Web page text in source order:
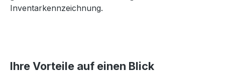
Inventarkennzeichnung.
Ihre Vorteile auf einen Blick